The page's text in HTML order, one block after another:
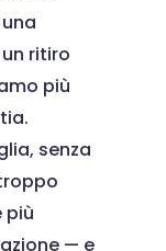
ritiro
più
senza
più
— e